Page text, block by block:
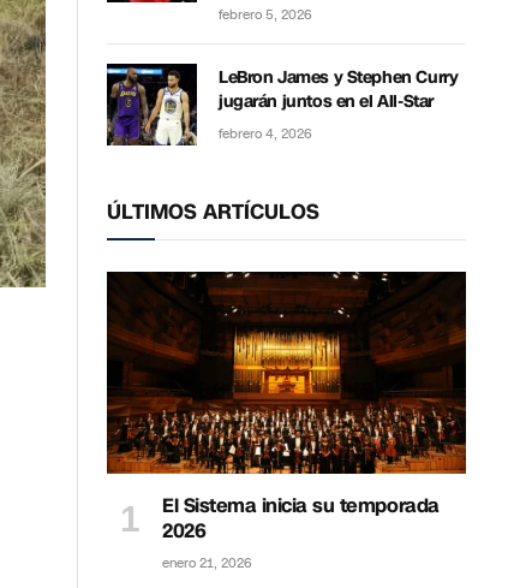
febrero 5, 2026
LeBron James y Stephen Curry
jugarán juntos en el All-Star
febrero 4, 2026
ÚLTIMOS ARTÍCULOS
El Sistema inicia su temporada
2026
enero 21, 2026